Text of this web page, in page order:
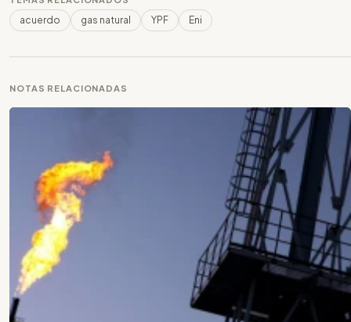
acuerdo gas natural YPF Eni
NOTAS RELACIONADAS